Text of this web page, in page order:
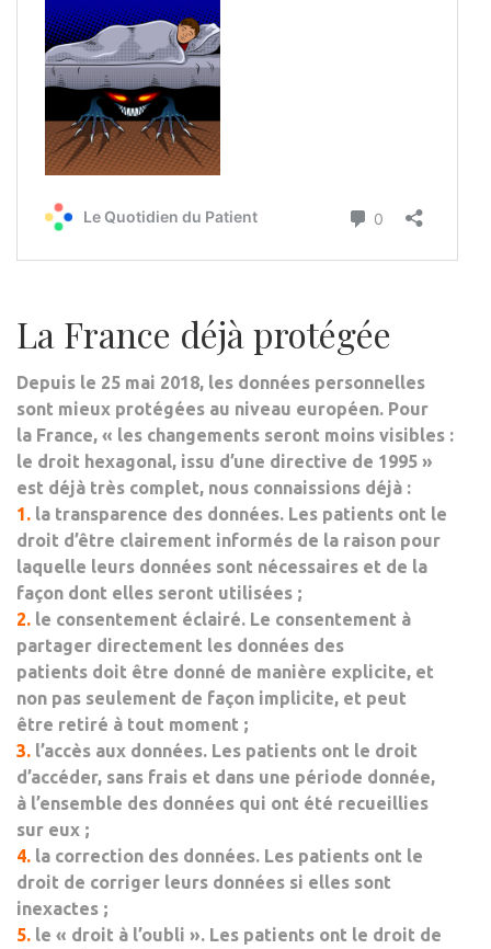
La France déjà protégée
Depuis le 25 mai 2018, les données personnelles
sont mieux protégées au niveau européen. Pour
la France, « les changements seront moins visibles :
le droit hexagonal, issu d’une directive de 1995 »
est déjà très complet, nous connaissions déjà :
1. la transparence des données. Les patients ont le
droit d’être clairement informés de la raison pour
laquelle leurs données sont nécessaires et de la
façon dont elles seront utilisées ;
2. le consentement éclairé. Le consentement à
partager directement les données des
patients doit être donné de manière explicite, et
non pas seulement de façon implicite, et peut
être retiré à tout moment ;
3. l’accès aux données. Les patients ont le droit
d’accéder, sans frais et dans une période donnée,
à l’ensemble des données qui ont été recueillies
sur eux ;
4. la correction des données. Les patients ont le
droit de corriger leurs données si elles sont
inexactes ;
5. le « droit à l’oubli ». Les patients ont le droit de